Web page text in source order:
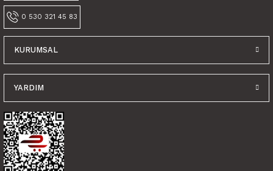
0 530 321 45 83
KURUMSAL
YARDIM